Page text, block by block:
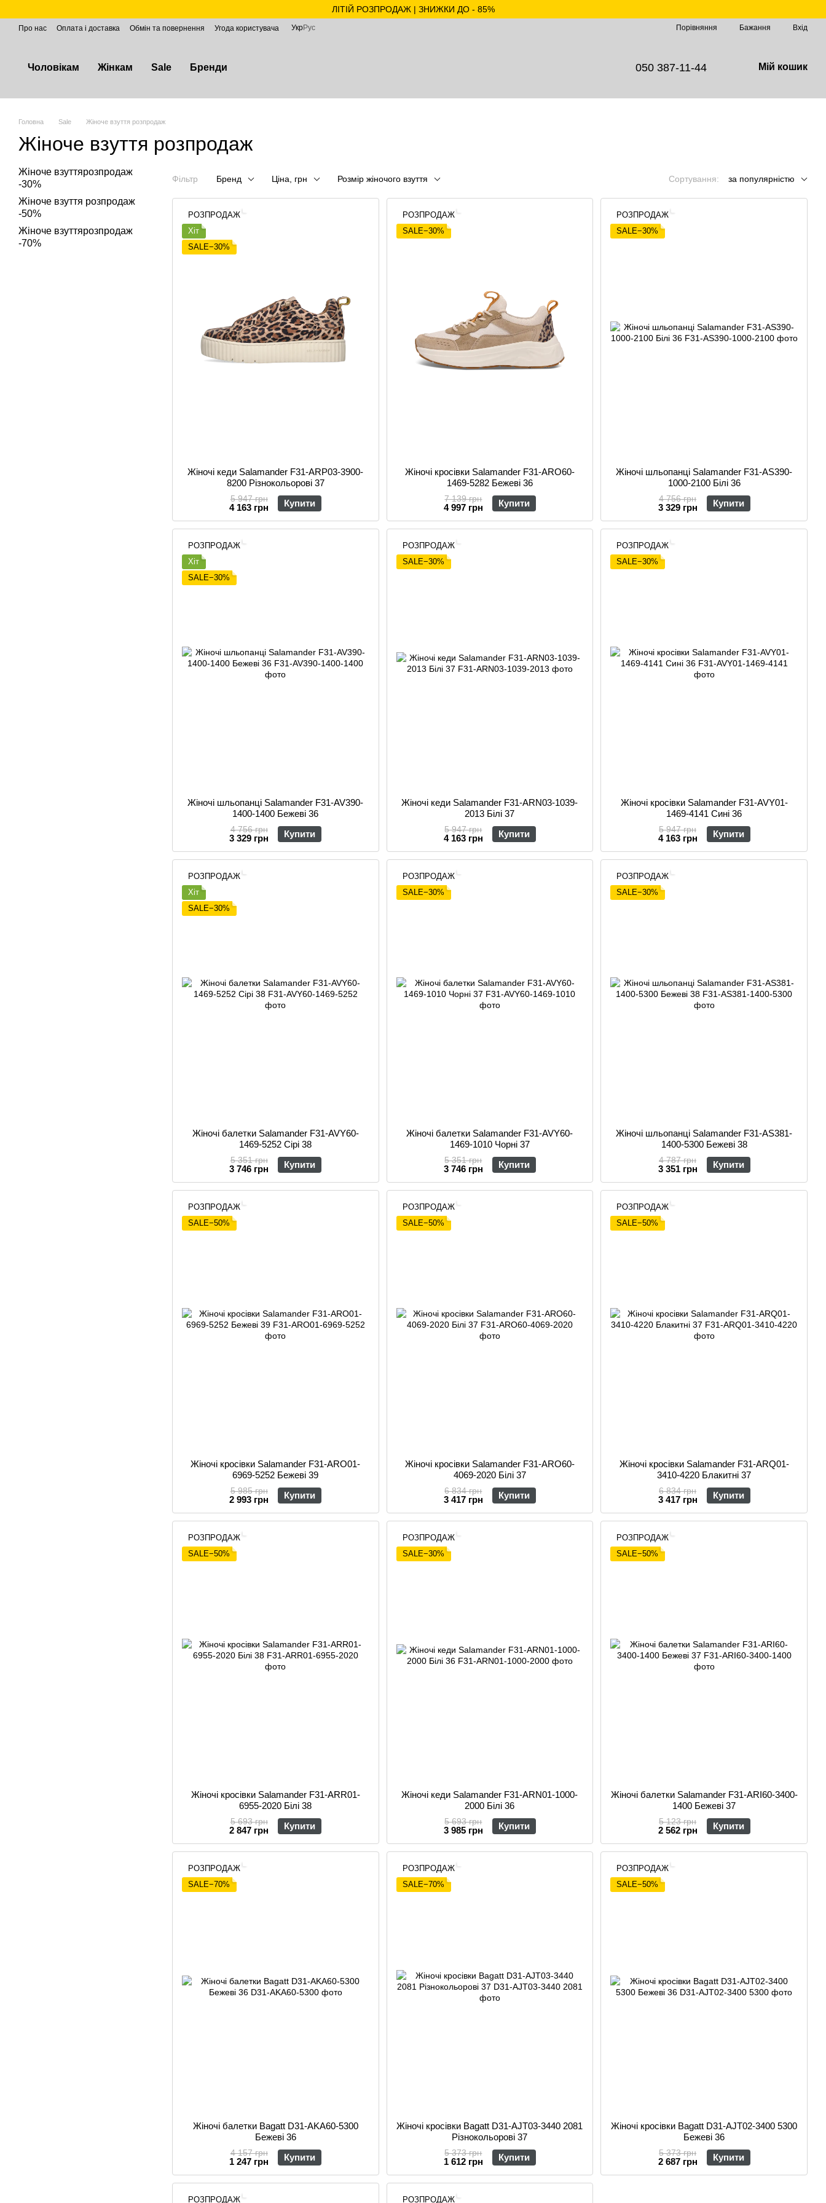
ЛІТІЙ РОЗПРОДАЖ | ЗНИЖКИ ДО - 85%
Про нас Оплата і доставка Обмін та повернення Угода користувача УкрРус Порівняння Бажання Вхід
Чоловікам Жінкам Sale Бренди 050 387-11-44 Мій кошик
Головна Sale Жіноче взуття розпродаж
Жіноче взуття розпродаж
Фільтр Бренд Ціна, грн Розмір жіночого взуття Сортування: за популярністю
РОЗПРОДАЖ
Хіт
SALE−30%
Жіночі кеди Salamander F31-ARP03-3900-
8200 Різнокольорові 37
5 947 грн
4 163 грн Купити
РОЗПРОДАЖ
SALE−30%
Жіночі кросівки Salamander F31-ARO60-
1469-5282 Бежеві 36
7 139 грн
4 997 грн Купити
РОЗПРОДАЖ
SALE−30%
Жіночі шльопанці Salamander F31-AS390-
1000-2100 Білі 36
4 756 грн
3 329 грн Купити
РОЗПРОДАЖ
Хіт
SALE−30%
Жіночі шльопанці Salamander F31-AV390-
1400-1400 Бежеві 36
4 756 грн
3 329 грн Купити
РОЗПРОДАЖ
SALE−30%
Жіночі кеди Salamander F31-ARN03-1039-
2013 Білі 37
5 947 грн
4 163 грн Купити
РОЗПРОДАЖ
SALE−30%
Жіночі кросівки Salamander F31-AVY01-
1469-4141 Сині 36
5 947 грн
4 163 грн Купити
РОЗПРОДАЖ
Хіт
SALE−30%
Жіночі балетки Salamander F31-AVY60-
1469-5252 Сірі 38
5 351 грн
3 746 грн Купити
РОЗПРОДАЖ
SALE−30%
Жіночі балетки Salamander F31-AVY60-
1469-1010 Чорні 37
5 351 грн
3 746 грн Купити
РОЗПРОДАЖ
SALE−30%
Жіночі шльопанці Salamander F31-AS381-
1400-5300 Бежеві 38
4 787 грн
3 351 грн Купити
РОЗПРОДАЖ
SALE−50%
Жіночі кросівки Salamander F31-ARO01-
6969-5252 Бежеві 39
5 985 грн
2 993 грн Купити
РОЗПРОДАЖ
SALE−50%
Жіночі кросівки Salamander F31-ARO60-
4069-2020 Білі 37
6 834 грн
3 417 грн Купити
РОЗПРОДАЖ
SALE−50%
Жіночі кросівки Salamander F31-ARQ01-
3410-4220 Блакитні 37
6 834 грн
3 417 грн Купити
РОЗПРОДАЖ
SALE−50%
Жіночі кросівки Salamander F31-ARR01-
6955-2020 Білі 38
5 693 грн
2 847 грн Купити
РОЗПРОДАЖ
SALE−30%
Жіночі кеди Salamander F31-ARN01-1000-
2000 Білі 36
5 693 грн
3 985 грн Купити
РОЗПРОДАЖ
SALE−50%
Жіночі балетки Salamander F31-ARI60-3400-
1400 Бежеві 37
5 123 грн
2 562 грн Купити
РОЗПРОДАЖ
SALE−70%
Жіночі балетки Bagatt D31-AKA60-5300
Бежеві 36
4 157 грн
1 247 грн Купити
РОЗПРОДАЖ
SALE−70%
Жіночі кросівки Bagatt D31-AJT03-3440 2081
Різнокольорові 37
5 373 грн
1 612 грн Купити
РОЗПРОДАЖ
SALE−50%
Жіночі кросівки Bagatt D31-AJT02-3400 5300
Бежеві 36
5 373 грн
2 687 грн Купити
РОЗПРОДАЖ РОЗПРОДАЖ
Жіноче взуттярозпродаж
-30%
Жіноче взуття розпродаж
-50%
Жіноче взуттярозпродаж
-70%